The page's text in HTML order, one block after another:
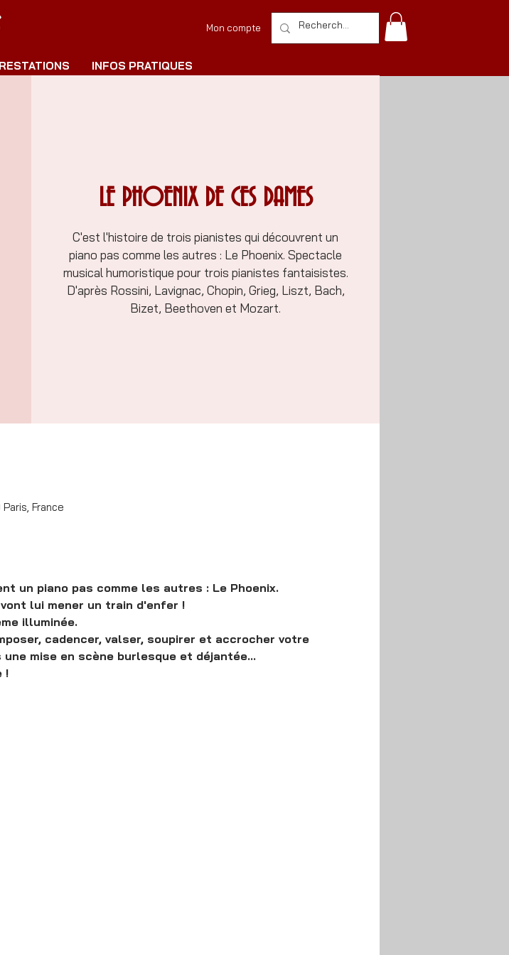
Mon compte
INFOS PRATIQUES
LE PHOENIX DE CES DAMES
C'est l'histoire de trois pianistes qui découvrent un
piano pas comme les autres : Le Phoenix. Spectacle
musical humoristique pour trois pianistes fantaisistes.
D'après Rossini, Lavignac, Chopin, Grieg, Liszt, Bach,
Bizet, Beethoven et Mozart.
France
un piano pas comme les autres : Le Phoenix.
lui mener un train d'enfer !
illuminée.
cadencer, valser, soupirer et accrocher votre
mise en scène burlesque et déjantée...
!